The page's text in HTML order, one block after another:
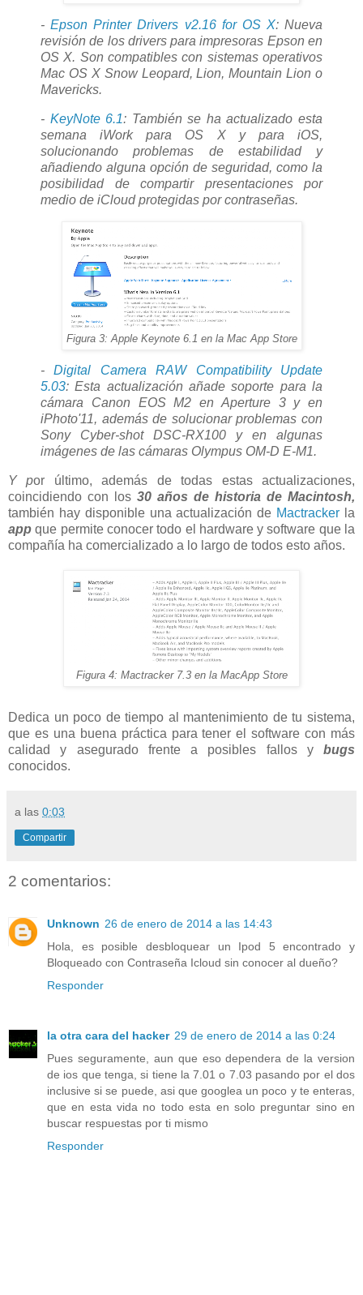
-Epson Printer Drivers v2.16 for OS X: Nueva
revisión de los drivers para impresoras Epson en
OS X. Son compatibles con sistemas operativos
Mac OS X Snow Leopard, Lion, Mountain Lion o
Mavericks.
- KeyNote 6.1: También se ha actualizado esta
semana iWork para OS X y para iOS,
solucionando problemas de estabilidad y
añadiendo alguna opción de seguridad, como la
posibilidad de compartir presentaciones por
medio de iCloud protegidas por contraseñas.
Figura 3: Apple Keynote 6.1 en la Mac App Store
-Digital Camera RAW Compatibility Update
5.03: Esta actualización añade soporte para la
cámara Canon EOS M2 en Aperture 3 y en
iPhoto'11, además de solucionar problemas con
Sony Cyber-shot DSC-RX100 y en algunas
imágenes de las cámaras Olympus OM-D E-M1.
Y por último, además de todas estas actualizaciones,
coincidiendo con los 30 años de historia de Macintosh,
también hay disponible una actualización de Mactracker la
app que permite conocer todo el hardware y software que la
compañía ha comercializado a lo largo de todos esto años.
Figura 4: Mactracker 7.3 en la MacApp Store
Dedica un poco de tiempo al mantenimiento de tu sistema,
que es una buena práctica para tener el software con más
calidad y asegurado frente a posibles fallos y bugs
conocidos.
a las 0:03
Compartir
2 comentarios:
Unknown 26 de enero de 2014 a las 14:43
Hola, es posible desbloquear un Ipod 5 encontrado y
Bloqueado con Contraseña Icloud sin conocer al dueño?
Responder
la otra cara del hacker 29 de enero de 2014 a las 0:24
Pues seguramente, aun que eso dependera de la version
de ios que tenga, si tiene la 7.01 o 7.03 pasando por el dos
inclusive si se puede, asi que googlea un poco y te enteras,
que en esta vida no todo esta en solo preguntar sino en
buscar respuestas por ti mismo
Responder